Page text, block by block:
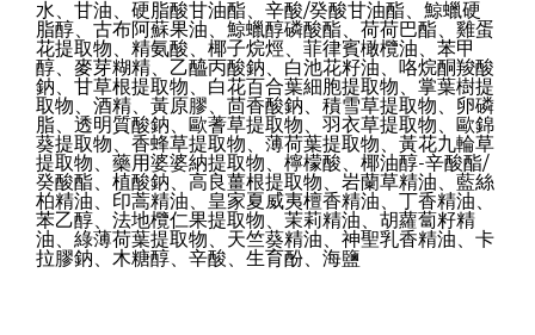
水、甘油、硬脂酸甘油酯、辛酸/癸酸甘油酯、鯨蠟硬
脂醇、古布阿蘇果油、鯨蠟醇磷酸酯、荷荷巴酯、雞蛋
花提取物、精氨酸、椰子烷烴、菲律賓橄欖油、苯甲
醇、麥芽糊精、乙醯丙酸鈉、白池花籽油、咯烷酮羧酸
鈉、甘草根提取物、白花百合葉細胞提取物、掌葉樹提
取物、酒精、黃原膠、茴香酸鈉、積雪草提取物、卵磷
脂、透明質酸鈉、歐蓍草提取物、羽衣草提取物、歐錦
葵提取物、香蜂草提取物、薄荷葉提取物、黃花九輪草
提取物、藥用婆婆納提取物、檸檬酸、椰油醇-辛酸酯/
癸酸酯、植酸鈉、高良薑根提取物、岩蘭草精油、藍絲
柏精油、印蒿精油、皇家夏威夷檀香精油、丁香精油、
苯乙醇、法地欖仁果提取物、茉莉精油、胡蘿蔔籽精
油、綠薄荷葉提取物、天竺葵精油、神聖乳香精油、卡
拉膠鈉、木糖醇、辛酸、生育酚、海鹽